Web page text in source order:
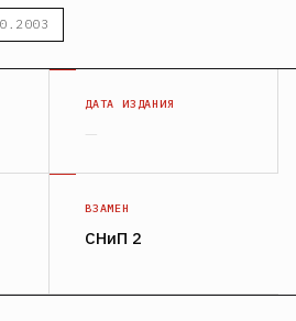
ДАТА ИЗДАНИЯ
—
ВЗАМЕН
СНиП 2